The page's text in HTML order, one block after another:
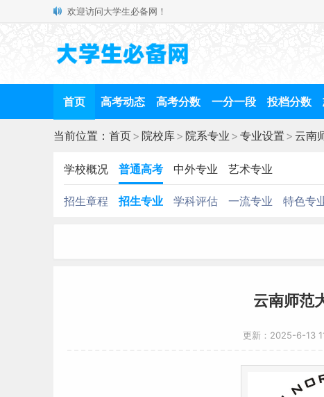
欢迎访问大学生必备网！
首页 高考动态 高考分数 一分一段 投档分数
当前位置： 首页> 院校库> 院系专业 > 专业设置 > 云南
学校概况 普通高考 中外专业 艺术专业
招生章程 招生专业 学科评估 一流专业 特色专
云南师范
更新：2025-6-13